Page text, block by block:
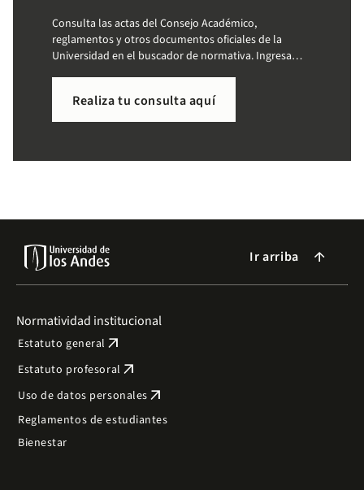
Consulta las actas del Consejo Académico,
reglamentos y otros documentos oficiales de la
Universidad en el buscador de normativa. Ingresa
Realiza tu consulta aquí
Ir arriba arrow_forward
Normatividad institucional
Estatuto general arrow_outward
Estatuto profesoral arrow_outward
Uso de datos personales arrow_outward
Reglamentos de estudiantes
Bienestar